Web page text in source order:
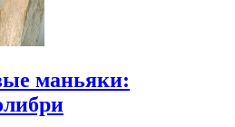
маньяки: